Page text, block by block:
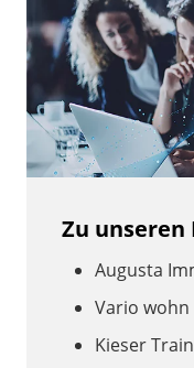
Zu unseren
Augusta
Vario wohn
Kieser